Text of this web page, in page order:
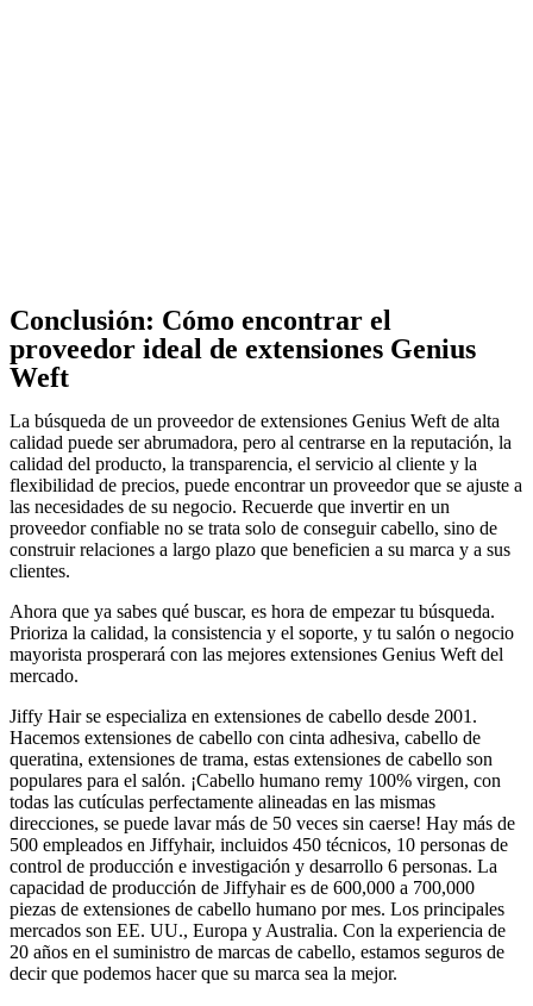
Conclusión: Cómo encontrar el
proveedor ideal de extensiones Genius
Weft
La búsqueda de un proveedor de extensiones Genius Weft de alta
calidad puede ser abrumadora, pero al centrarse en la reputación, la
calidad del producto, la transparencia, el servicio al cliente y la
flexibilidad de precios, puede encontrar un proveedor que se ajuste a
las necesidades de su negocio. Recuerde que invertir en un
proveedor confiable no se trata solo de conseguir cabello, sino de
construir relaciones a largo plazo que beneficien a su marca y a sus
clientes.
Ahora que ya sabes qué buscar, es hora de empezar tu búsqueda.
Prioriza la calidad, la consistencia y el soporte, y tu salón o negocio
mayorista prosperará con las mejores extensiones Genius Weft del
mercado.
Jiffy Hair se especializa en extensiones de cabello desde 2001.
Hacemos extensiones de cabello con cinta adhesiva, cabello de
queratina, extensiones de trama, estas extensiones de cabello son
populares para el salón. ¡Cabello humano remy 100% virgen, con
todas las cutículas perfectamente alineadas en las mismas
direcciones, se puede lavar más de 50 veces sin caerse! Hay más de
500 empleados en Jiffyhair, incluidos 450 técnicos, 10 personas de
control de producción e investigación y desarrollo 6 personas. La
capacidad de producción de Jiffyhair es de 600,000 a 700,000
piezas de extensiones de cabello humano por mes. Los principales
mercados son EE. UU., Europa y Australia. Con la experiencia de
20 años en el suministro de marcas de cabello, estamos seguros de
decir que podemos hacer que su marca sea la mejor.